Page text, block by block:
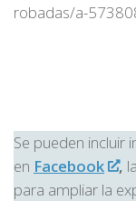
robadas/a-
Se pueden incluir
en Facebook ,
para ampliar la